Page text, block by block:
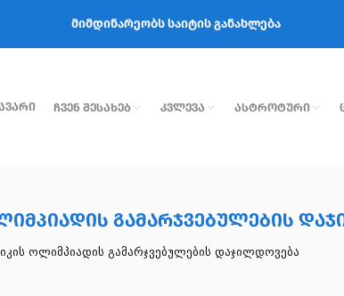
მიმდინარეობს საიტის განახლება
Ჩვენ Შესახებ Კვლევა Ასტროტური
Გამარჯვებულების
Ოლიმპიადის Გამარჯვებულების Დაჯილდოვება